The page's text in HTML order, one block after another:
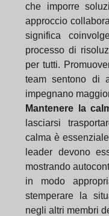
che imporre
approccio
significa
processo di
per tutti.
team sentono di
impegnano
Mantenere la
lasciarsi
calma è
leader devono
mostrando
in modo
stemperare la
negli altri membri